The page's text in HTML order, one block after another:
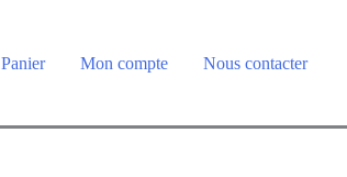
Panier Mon compte Nous contacter